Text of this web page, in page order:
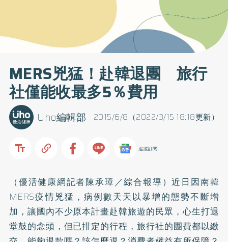
MERS兇猛！赴韓退團 旅行
社僅能收最多5％費用
2015/6/8（2022/3/15 18:18更新）
Uho編輯部
追蹤訂閱
（優活健康網記者陳承璋／綜合報導）近日因南韓
MERS疫情兇猛，病例數天天以暴增的態勢不斷增
加，讓國內不少原本計畫赴韓旅遊的民眾，心生打退
堂鼓的念頭，但已排定的行程，旅行社的團費都以繳